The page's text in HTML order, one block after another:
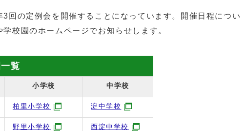
3回の定例会を開催することになっています。開催日程につい
校園のホームページでお知らせします。
覧
小学校 中学校
柏里小学校 淀中学校
野里小学校 西淀中学校